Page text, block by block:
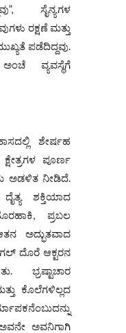
ಸೈನ್ಯಗಳ
ರಕ್ಷಣೆ ಮತ್ತು
ಪಡೆದಿದ್ದವು.
ವ್ಯವಸ್ಥೆಗೆ
ಶೇ‌ರ್ಷಹ
ಪೂರ್ಣ
ಅಡಳಿತ ನೀಡಿದೆ.
ಶಕ್ತಿಯಾದ
ಪ್ರಬಲ
ಅದ್ಭುತವಾದ
ದೊರೆ ಆಕ್ಟರನ
ಭ್ರಷ್ಟಾಚಾರ
ಕೊಲೆಗಳಿಲ್ಲದ
ಅವನಿಗಾಗಿ